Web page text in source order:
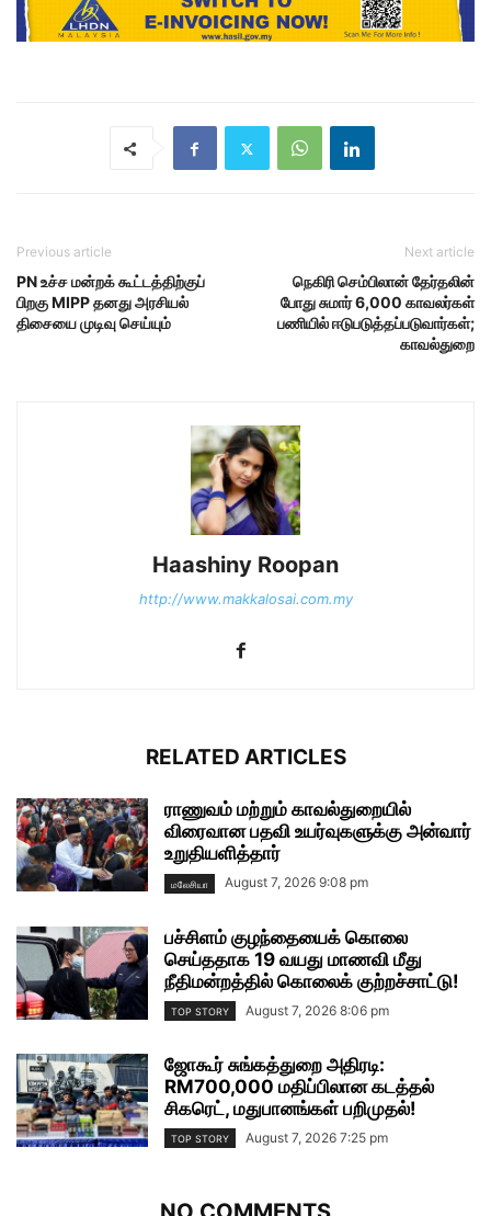
Previous article
PN உச்ச மன்றக் கூட்டத்திற்குப்
பிறகு MIPP தனது அரசியல்
திசையை முடிவு செய்யும்
Next article
நெகிரி செம்பிலான் தேர்தலின்
போது சுமார் 6,000 காவலர்கள்
பணியில் ஈடுபடுத்தப்படுவார்கள்;
காவல்துறை
Haashiny Roopan
http://www.makkalosai.com.my
RELATED ARTICLES
ராணுவம் மற்றும் காவல்துறையில்
விரைவான பதவி உயர்வுகளுக்கு அன்வார்
உறுதியளித்தார்
மலேசியா August 7, 2026 9:08 pm
பச்சிளம் குழந்தையைக் கொலை
செய்ததாக 19 வயது மாணவி மீது
நீதிமன்றத்தில் கொலைக் குற்றச்சாட்டு!
TOP STORY August 7, 2026 8:06 pm
ஜோகூர் சுங்கத்துறை அதிரடி:
RM700,000 மதிப்பிலான கடத்தல்
சிகரெட், மதுபானங்கள் பறிமுதல்!
TOP STORY August 7, 2026 7:25 pm